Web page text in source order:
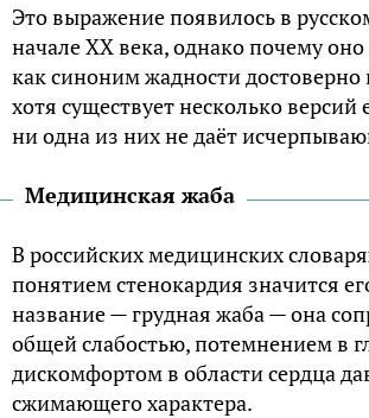
Это выражение появилось в
начале XX века, однако почему оно
как синоним жадности достоверно
хотя существует несколько версий
ни одна из них не даёт
Медицинская жаба
В российских медицинских
понятием стенокардия значится
название — грудная жаба — она
общей слабостью, потемнением в
дискомфортом в области сердца
сжимающего характера.